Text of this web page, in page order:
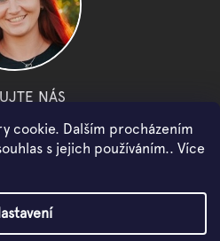
cookie. Dalším procházením
s jejich používáním.. Více
NÁS
instagram youtube
. Všechna práva vyhrazena.